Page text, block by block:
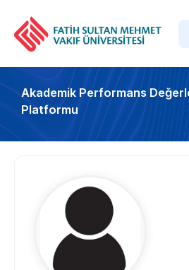
Akademik Performans
Platformu